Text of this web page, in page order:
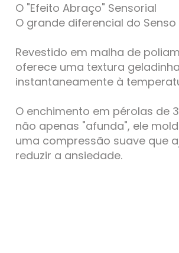
O "Efeito Abraço" Sensorial
O grande diferencial do
Revestido em malha de
oferece uma textura
instantaneamente à
O enchimento em pérolas de
não apenas "afunda", ele
uma compressão suave que
reduzir a ansiedade.